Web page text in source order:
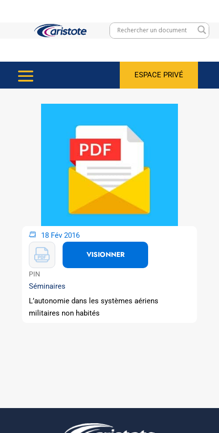
ESPACE PRIVÉ
18 Fév 2016
VISIONNER
PIN
Séminaires
L’autonomie dans les systèmes aériens
militaires non habités